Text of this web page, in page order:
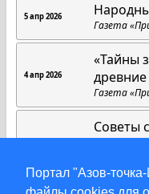
Портал "Азов-
5 апр 2026
Газета
4 апр 2026
«Тайны
древние
Газета
Советы